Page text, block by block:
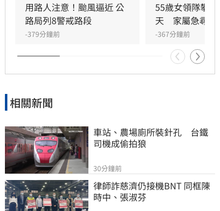
受海象不佳影響，台東及後壁湖往返蘭嶼的船班
於8月6日至8月9日全面停駛。提醒近期有出國或
離島旅遊計畫的旅客，務必透過各航空公司官網
與船務公告，隨時掌握最新航班與船班動態，並
提前調整行程與住宿安排，以確保旅遊順暢與自
身安全。
用路人注意！颱風逼近 公
路局列8警戒路段
-379分鐘前
55歲女領隊攀
天　家屬急尋
-367分鐘前
相關新聞
車站、農場廁所裝針孔　台鐵
司機成偷拍狼
30分鐘前
律師詐慈濟仍接機BNT 同框陳
時中、張淑芬